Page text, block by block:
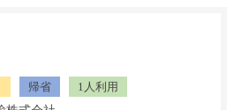
帰省
1人利用